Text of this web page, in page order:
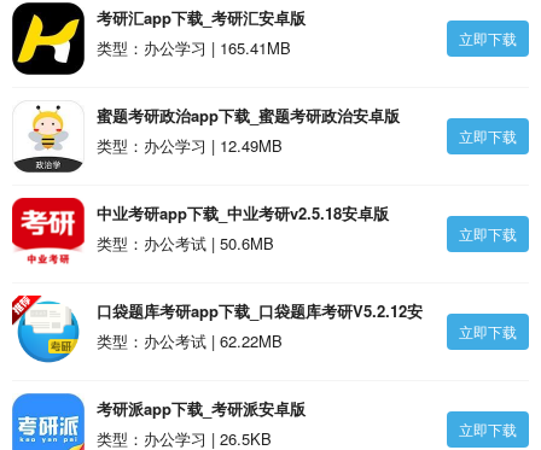
考研汇app下载_考研汇安卓版
类型：办公学习 | 165.41MB
立即下载
蜜题考研政治app下载_蜜题考研政治安卓版
类型：办公学习 | 12.49MB
立即下载
中业考研app下载_中业考研v2.5.18安卓版
类型：办公考试 | 50.6MB
立即下载
口袋题库考研app下载_口袋题库考研V5.2.12安
卓版
类型：办公考试 | 62.22MB 立即下载
考研派app下载_考研派安卓版
类型：办公学习 | 26.5KB
立即下载